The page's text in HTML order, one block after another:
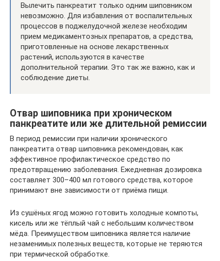
Вылечить панкреатит только одним шиповником
невозможно. Для избавления от воспалительных
процессов в поджелудочной железе необходим
прием медикаментозных препаратов, а средства,
приготовленные на основе лекарственных
растений, используются в качестве
дополнительной терапии. Это так же важно, как и
соблюдение диеты.
Отвар шиповника при хроническом
панкреатите или же длительной ремиссии
В период ремиссии при наличии хронического
панкреатита отвар шиповника рекомендован, как
эффективное профилактическое средство по
предотвращению заболевания. Ежедневная дозировка
составляет 300–400 мл готового средства, которое
принимают вне зависимости от приёма пищи.
Из сушёных ягод можно готовить холодные компоты,
кисель или же тёплый чай с небольшим количеством
мёда. Преимуществом шиповника является наличие
незаменимых полезных веществ, которые не теряются
при термической обработке.